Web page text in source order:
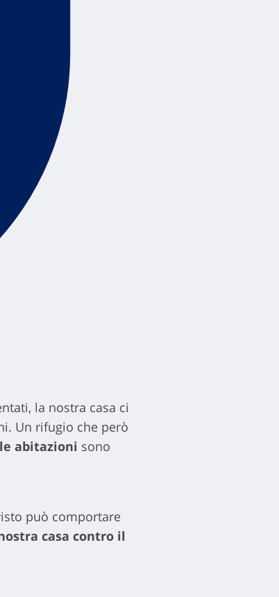
la nostra casa ci
Un rifugio che però
abitazioni sono
può comportare
casa contro il